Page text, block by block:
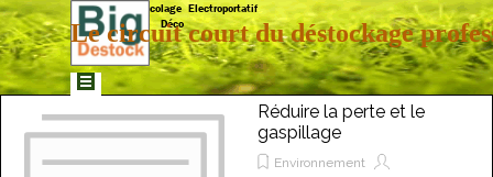
Aller au contenu
Sauter le menu
Matériaux  Bricolage  Electroportatif
Déco
Le circuit court du déstockage
Réduire la perte et le
gaspillage
Environnement